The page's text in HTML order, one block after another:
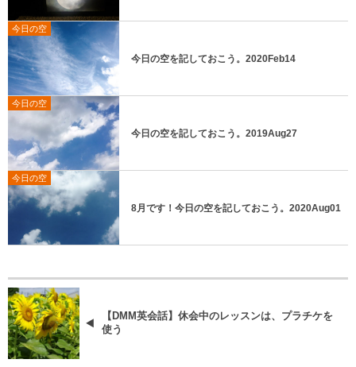
今日の空
今日の空を記しておこう。2020Feb14
今日の空
今日の空を記しておこう。2019Aug27
今日の空
8月です！今日の空を記しておこう。2020Aug01
【DMM英会話】休会中のレッスンは、プラチケを
使う